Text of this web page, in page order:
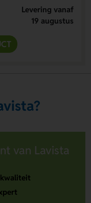
Levering vanaf
19 augustus
van Lavista